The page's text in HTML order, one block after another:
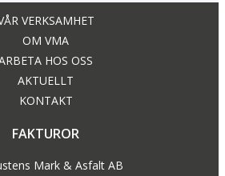
VERKSAMHET
OM VMA
HOS OSS
AKTUELLT
KONTAKT
FAKTUROR
Mark & Asfalt AB